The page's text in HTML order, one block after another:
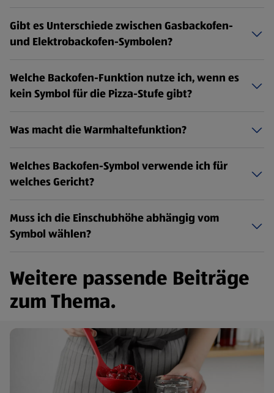
Gibt es Unterschiede zwischen Gasbackofen-
und Elektrobackofen-Symbolen?
Welche Backofen-Funktion nutze ich, wenn es
kein Symbol für die Pizza-Stufe gibt?
Was macht die Warmhaltefunktion?
Welches Backofen-Symbol verwende ich für
welches Gericht?
Muss ich die Einschubhöhe abhängig vom
Symbol wählen?
Weitere passende Beiträge
zum Thema.